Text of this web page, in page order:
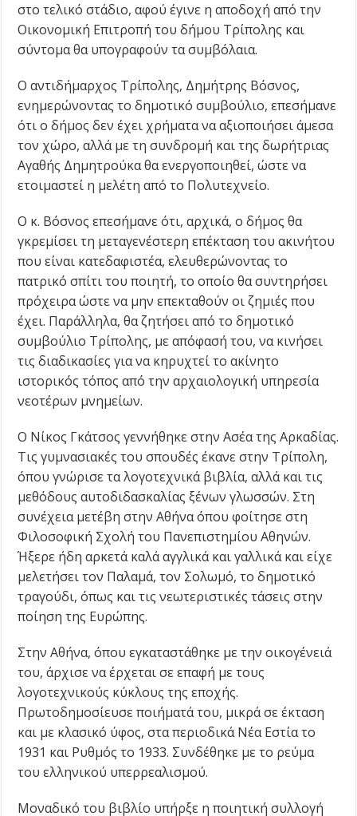
στο τελικό στάδιο, αφού έγινε η αποδοχή από την
Οικονομική Επιτροπή του δήμου Τρίπολης και
σύντομα θα υπογραφούν τα συμβόλαια.
Ο αντιδήμαρχος Τρίπολης, Δημήτρης Βόσνος,
ενημερώνοντας το δημοτικό συμβούλιο, επεσήμανε
ότι ο δήμος δεν έχει χρήματα να αξιοποιήσει άμεσα
τον χώρο, αλλά με τη συνδρομή και της δωρήτριας
Αγαθής Δημητρούκα θα ενεργοποιηθεί, ώστε να
ετοιμαστεί η μελέτη από το Πολυτεχνείο.
Ο κ. Βόσνος επεσήμανε ότι, αρχικά, ο δήμος θα
γκρεμίσει τη μεταγενέστερη επέκταση του ακινήτου
που είναι κατεδαφιστέα, ελευθερώνοντας το
πατρικό σπίτι του ποιητή, το οποίο θα συντηρήσει
πρόχειρα ώστε να μην επεκταθούν οι ζημιές που
έχει. Παράλληλα, θα ζητήσει από το δημοτικό
συμβούλιο Τρίπολης, με απόφασή του, να κινήσει
τις διαδικασίες για να κηρυχτεί το ακίνητο
ιστορικός τόπος από την αρχαιολογική υπηρεσία
νεοτέρων μνημείων.
Ο Νίκος Γκάτσος γεννήθηκε στην Ασέα της Αρκαδίας.
Τις γυμνασιακές του σπουδές έκανε στην Τρίπολη,
όπου γνώρισε τα λογοτεχνικά βιβλία, αλλά και τις
μεθόδους αυτοδιδασκαλίας ξένων γλωσσών. Στη
συνέχεια μετέβη στην Αθήνα όπου φοίτησε στη
Φιλοσοφική Σχολή του Πανεπιστημίου Αθηνών.
Ήξερε ήδη αρκετά καλά αγγλικά και γαλλικά και είχε
μελετήσει τον Παλαμά, τον Σολωμό, το δημοτικό
τραγούδι, όπως και τις νεωτεριστικές τάσεις στην
ποίηση της Ευρώπης.
Στην Αθήνα, όπου εγκαταστάθηκε με την οικογένειά
του, άρχισε να έρχεται σε επαφή με τους
λογοτεχνικούς κύκλους της εποχής.
Πρωτοδημοσίευσε ποιήματά του, μικρά σε έκταση
και με κλασικό ύφος, στα περιοδικά Νέα Εστία το
1931 και Ρυθμός το 1933. Συνδέθηκε με το ρεύμα
του ελληνικού υπερρεαλισμού.
Μοναδικό του βιβλίο υπήρξε η ποιητική συλλογή